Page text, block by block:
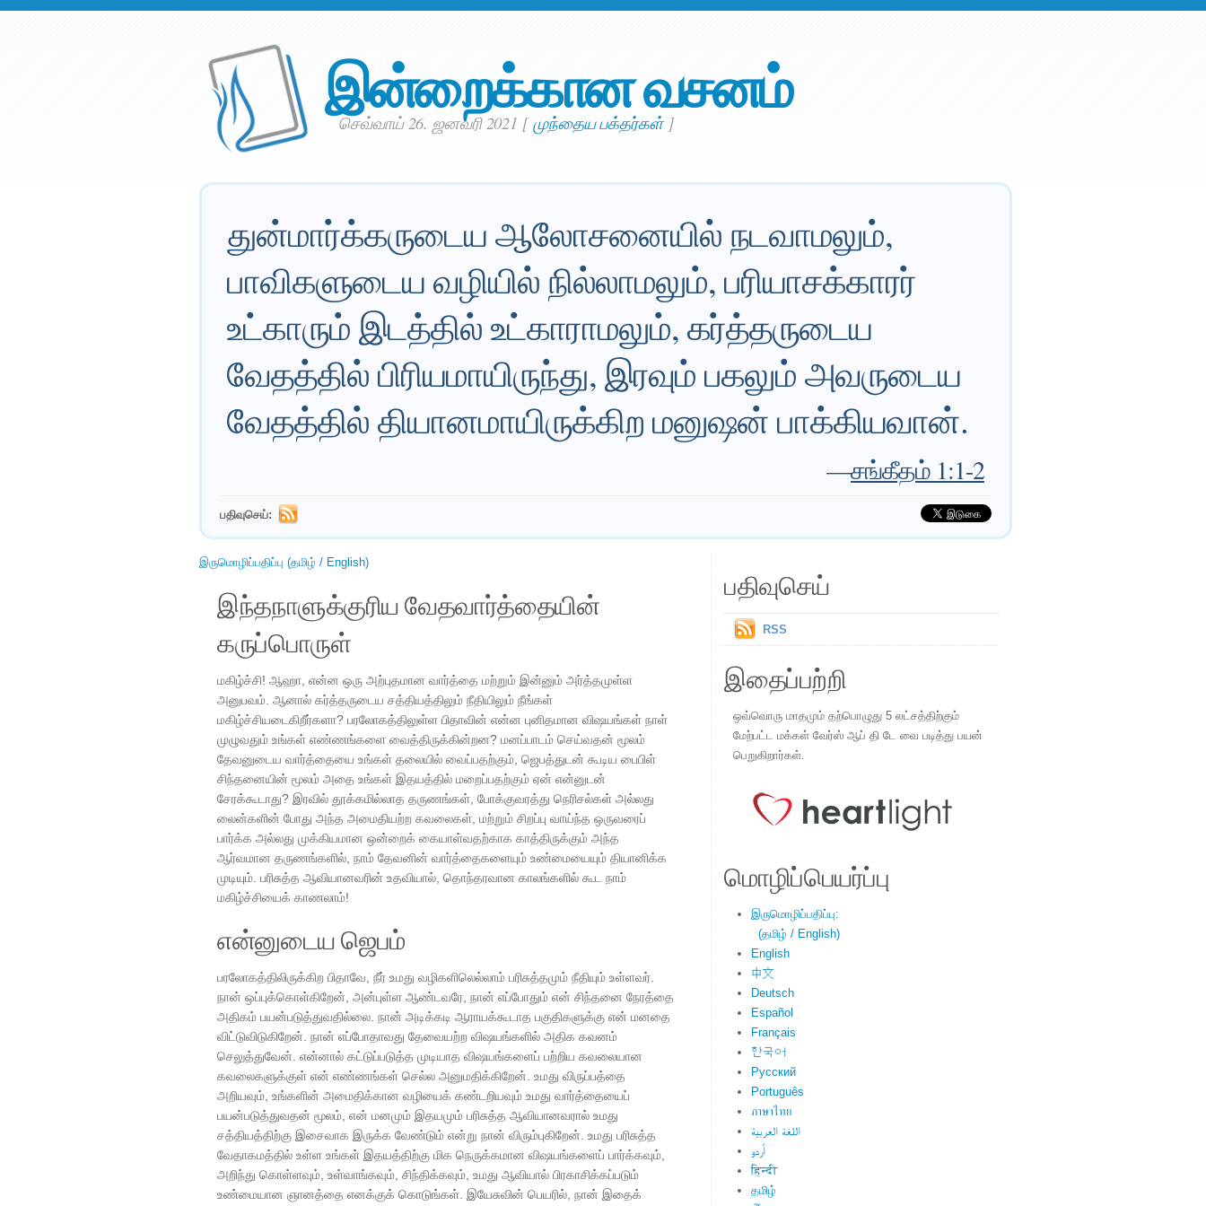
இன்றைக்கான வசனம்
செவ்வாய் 26. ஜனவரி 2021 [ முந்தைய பக்தர்கள்]
துன்மார்க்கருடைய ஆலோசனையில் நடவாமலும்,
பாவிகளுடைய வழியில் நில்லாமலும், பரியாசக்காரர்
உட்காரும் இடத்தில் உட்காராமலும், கர்த்தருடைய
வேதத்தில் பிரியமாயிருந்து, இரவும் பகலும் அவருடைய
வேதத்தில் தியானமாயிருக்கிற மனுஷன் பாக்கியவான்.
—சங்கீதம் 1:1-2
பதிவுசெய்:
இருமொழிப்பதிப்பு (தமிழ் / English)
இந்தநாளுக்குரிய வேதவார்த்தையின்
கருப்பொருள்
மகிழ்ச்சி! ஆஹா, என்ன ஒரு அற்புதமான வார்த்தை மற்றும் இன்னும் அர்த்தமுள்ள
அனுபவம். ஆனால் கர்த்தருடைய சத்தியத்திலும் நீதியிலும் நீங்கள்
மகிழ்ச்சியடைகிறீர்களா? பரலோகத்திலுள்ள பிதாவின் என்ன புனிதமான விஷயங்கள் நாள்
முழுவதும் உங்கள் எண்ணங்களை வைத்திருக்கின்றன? மனப்பாடம் செய்வதன் மூலம்
தேவனுடைய வார்த்தையை உங்கள் தலையில் வைப்பதற்கும், ஜெபத்துடன் கூடிய பைபிள்
சிந்தனையின் மூலம் அதை உங்கள் இதயத்தில் மறைப்பதற்கும் ஏன் என்னுடன்
சேரக்கூடாது? இரவில் தூக்கமில்லாத தருணங்கள், போக்குவரத்து நெரிசல்கள் அல்லது
லைன்களின் போது அந்த அமைதியற்ற கவலைகள், மற்றும் சிறப்பு வாய்ந்த ஒருவரைப்
பார்க்க அல்லது முக்கியமான ஒன்றைக் கையாள்வதற்காக காத்திருக்கும் அந்த
ஆர்வமான தருணங்களில், நாம் தேவனின் வார்த்தைகளையும் உண்மையையும் தியானிக்க
முடியும். பரிசுத்த ஆவியானவரின் உதவியால், தொந்தரவான காலங்களில் கூட நாம்
மகிழ்ச்சியைக் காணலாம்!
என்னுடைய ஜெபம்
பரலோகத்திலிருக்கிற பிதாவே, நீர் உமது வழிகளிலெல்லாம் பரிசுத்தமும் நீதியும் உள்ளவர்.
நான் ஒப்புக்கொள்கிறேன், அன்புள்ள ஆண்டவரே, நான் எப்போதும் என் சிந்தனை நேரத்தை
அதிகம் பயன்படுத்துவதில்லை. நான் அடிக்கடி ஆராயக்கூடாத பகுதிகளுக்கு என் மனதை
விட்டுவிடுகிறேன். நான் எப்போதாவது தேவையற்ற விஷயங்களில் அதிக கவனம்
செலுத்துவேன். என்னால் கட்டுப்படுத்த முடியாத விஷயங்களைப் பற்றிய கவலையான
கவலைகளுக்குள் என் எண்ணங்கள் செல்ல அனுமதிக்கிறேன். உமது விருப்பத்தை
அறியவும், உங்களின் அமைதிக்கான வழியைக் கண்டறியவும் உமது வார்த்தையைப்
பயன்படுத்துவதன் மூலம், என் மனமும் இதயமும் பரிசுத்த ஆவியானவரால் உமது
சத்தியத்திற்கு இசைவாக இருக்க வேண்டும் என்று நான் விரும்புகிறேன். உமது பரிசுத்த
வேதாகமத்தில் உள்ள உங்கள் இதயத்திற்கு மிக நெருக்கமான விஷயங்களைப் பார்க்கவும்,
அறிந்து கொள்ளவும், உள்வாங்கவும், சிந்திக்கவும், உமது ஆவியால் பிரகாசிக்கப்படும்
உண்மையான ஞானத்தை எனக்குக் கொடுங்கள். இயேசுவின் பெயரில், நான் இதைக்
பதிவுசெய்
RSS
இதைப்பற்றி
ஒவ்வொரு மாதமும் தற்பொழுது 5 லட்சத்திற்கும்
மேற்பட்ட மக்கள் வேர்ஸ் ஆப் தி டே வை படித்து பயன்
பெறுகிறார்கள்.
மொழிப்பெயர்ப்பு
இருமொழிப்பதிப்பு:
(தமிழ் / English)
English
中文
Deutsch
Español
Français
한국어
Русский
Português
ภาษาไทย
اللغة العربية
اُردو
हिन्दी
தமிழ்